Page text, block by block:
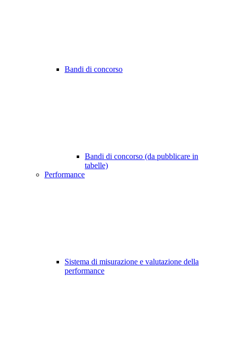
Bandi di concorso
Bandi di concorso (da pubblicare in
tabelle)
Performance
Sistema di misurazione e valutazione della
performance